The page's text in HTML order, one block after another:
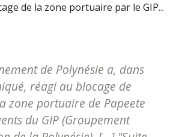
de la zone portuaire par le GIP...
de Polynésie a, dans
réagi au blocage de
zone portuaire de Papeete
du GIP (Groupement